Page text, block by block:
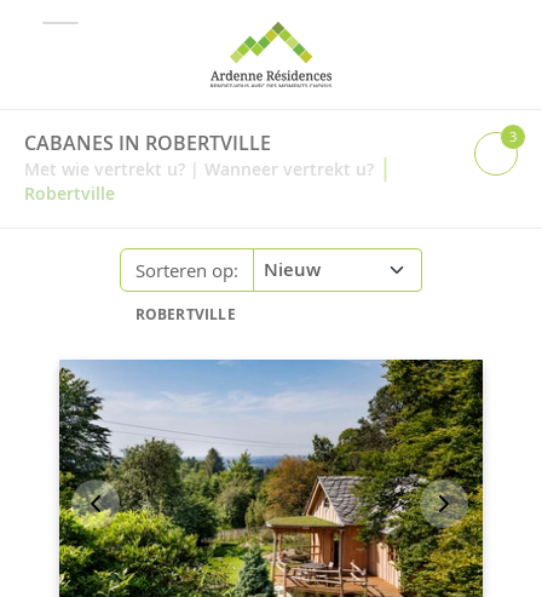
CABANES IN ROBERTVILLE
Met wie vertrekt u? | Wanneer vertrekt u? |
Robertville
3
Sorteren op:
ROBERTVILLE